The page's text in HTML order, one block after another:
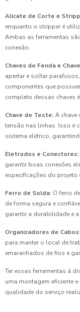
Alicate de Corte e
enquanto o stripper é
Ambas as ferramentas
conexão.
Chaves de Fenda e
apertar e soltar
componentes que
completo dessas chaves
Chave de Teste:A chave
tensão nas linhas. Isso é
sistema elétrico,
Eletrodos e Conectores:
garantir boas conexões
especificações do projeto
Ferro de Solda: O ferro
de forma segura e
garantir a durabilidade e
Organizadores de Cabos:
para manter o local de
emaranhados de fios e
Ter essas ferramentas à
uma montagem eficiente
qualidade do serviço